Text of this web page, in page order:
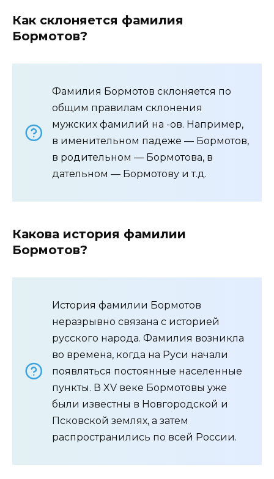
Как склоняется фамилия
Бормотов?
Фамилия Бормотов склоняется по
общим правилам склонения
мужских фамилий на -ов. Например,
в именительном падеже — Бормотов,
в родительном — Бормотова, в
дательном — Бормотову и т.д.
Какова история фамилии
Бормотов?
История фамилии Бормотов
неразрывно связана с историей
русского народа. Фамилия возникла
во времена, когда на Руси начали
появляться постоянные населенные
пункты. В XV веке Бормотовы уже
были известны в Новгородской и
Псковской землях, а затем
распространились по всей России.